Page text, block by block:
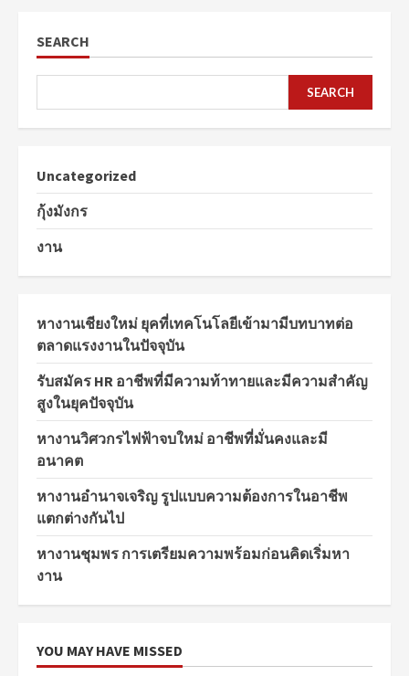
SEARCH
SEARCH
Uncategorized
กุ้งมังกร
งาน
หางานเชียงใหม่ ยุคที่เทคโนโลยีเข้ามามีบทบาทต่อ
ตลาดแรงงานในปัจจุบัน
รับสมัคร HR อาชีพที่มีความท้าทายและมีความสำคัญ
สูงในยุคปัจจุบัน
หางานวิศวกรไฟฟ้าจบใหม่ อาชีพที่มั่นคงและมี
อนาคต
หางานอำนาจเจริญ รูปแบบความต้องการในอาชีพ
แตกต่างกันไป
หางานชุมพร การเตรียมความพร้อมก่อนคิดเริ่มหา
งาน
YOU MAY HAVE MISSED